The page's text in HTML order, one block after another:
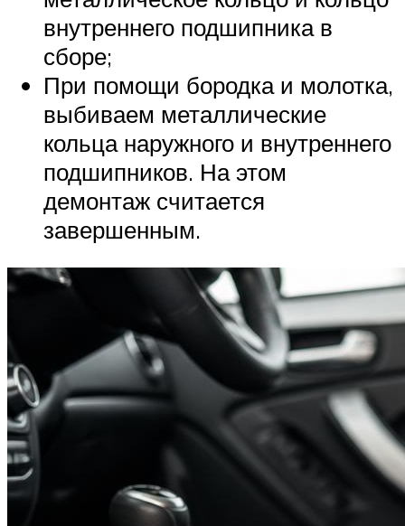
внутреннего подшипника в
сборе;
При помощи бородка и молотка,
выбиваем металлические
кольца наружного и внутреннего
подшипников. На этом
демонтаж считается
завершенным.